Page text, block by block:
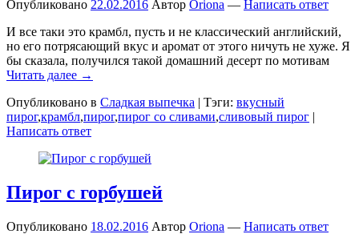
Опубликовано 22.02.2016 Автор Oriona — Написать ответ
И все таки это крамбл, пусть и не классический английский,
но его потрясающий вкус и аромат от этого ничуть не хуже. Я
бы сказала, получился такой домашний десерт по мотивам
Читать далее →
Опубликовано в Сладкая выпечка | Тэги: вкусный
пирог,крамбл,пирог,пирог со сливами,сливовый пирог |
Написать ответ
Пирог с горбушей
Опубликовано 18.02.2016 Автор Oriona — Написать ответ